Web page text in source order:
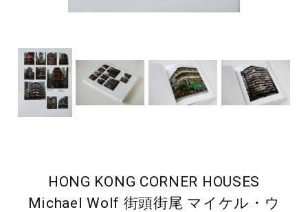
HONG KONG CORNER HOUSES
Michael Wolf 街頭街尾 マイケル・ウ